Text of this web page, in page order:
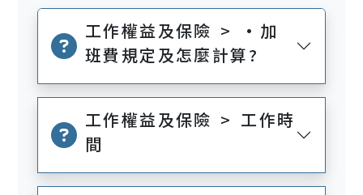
工作權益及保險 > •加
班費規定及怎麼計算?
工作權益及保險 > 工作時
間